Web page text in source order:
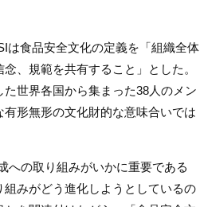
は食品安全文化の定義を「組織全体
、規範を共有すること」とした。
世界各国から集まった38人のメン
形無形の文化財的な意味合いでは
への取り組みがいかに重要である
みがどう進化しようとしているの